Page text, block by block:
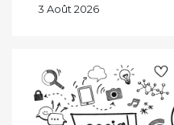
3 Août 2026